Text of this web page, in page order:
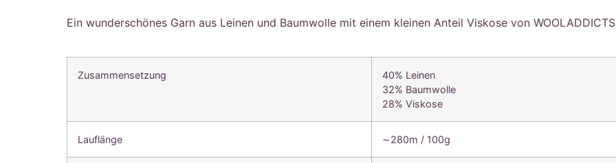
Ein wunderschönes Garn aus Leinen und Baumwolle mit einem kleinen Anteil Viskose von
Zusammensetzung
40% Leinen
32% Baumwolle
28% Viskose
Lauflänge ∼280m / 100g